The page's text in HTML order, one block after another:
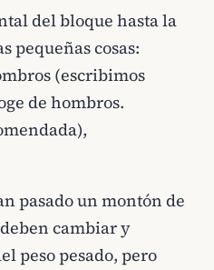
del bloque hasta la
pequeñas cosas:
(escribimos
de hombros.
pasado un montón de
cambiar y
peso pesado, pero